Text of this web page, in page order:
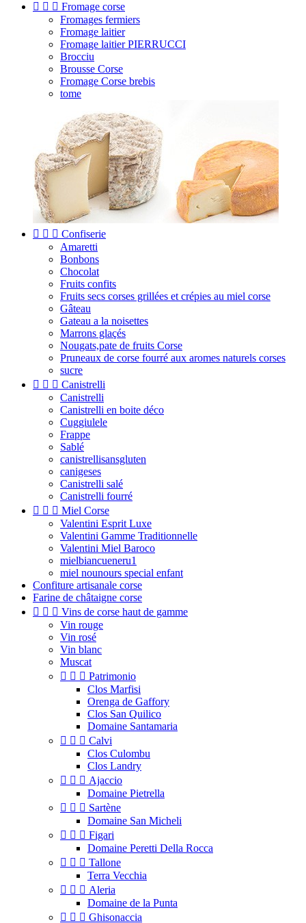
   Fromage corse
Fromages fermiers
Fromage laitier
Fromage laitier PIERRUCCI
Brocciu
Brousse Corse
Fromage Corse brebis
tome
   Confiserie
Amaretti
Bonbons
Chocolat
Fruits confits
Fruits secs corses grillées et crépies au miel corse
Gâteau
Gateau a la noisettes
Marrons glaçés
Nougats,pate de fruits Corse
Pruneaux de corse fourré aux aromes naturels corses
sucre
   Canistrelli
Canistrelli
Canistrelli en boite déco
Cuggiulele
Frappe
Sablé
canistrellisansgluten
canigeses
Canistrelli salé
Canistrelli fourré
   Miel Corse
Valentini Esprit Luxe
Valentini Gamme Traditionnelle
Valentini Miel Baroco
mielbiancueneru1
miel nounours special enfant
Confiture artisanale corse
Farine de châtaigne corse
   Vins de corse haut de gamme
Vin rouge
Vin rosé
Vin blanc
Muscat
   Patrimonio
Clos Marfisi
Orenga de Gaffory
Clos San Quilico
Domaine Santamaria
   Calvi
Clos Culombu
Clos Landry
   Ajaccio
Domaine Pietrella
   Sartène
Domaine San Micheli
   Figari
Domaine Peretti Della Rocca
   Tallone
Terra Vecchia
   Aleria
Domaine de la Punta
   Ghisonaccia